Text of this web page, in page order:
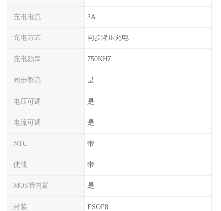
充电电流 3A
充电方式 同步降压充电
充电频率 750KHZ
同步整流 是
电压可调 是
电流可调 是
NTC 带
使能 带
MOS管内置 是
封装 ESOP8